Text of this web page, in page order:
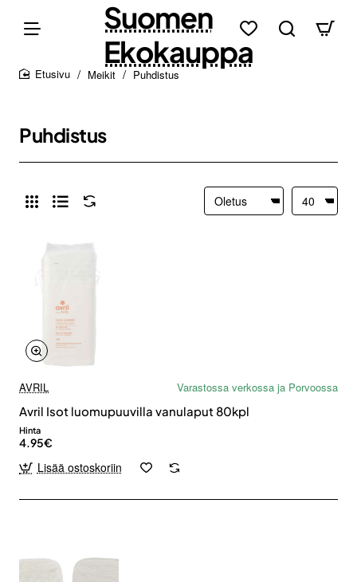
Suomen
Ekokauppa
Meikit Puhdistus
Puhdistus
AVRIL
Varastossa verkossa ja Porvoossa
Avril Isot luomupuuvilla vanulaput 80kpl
Hinta
4.95€
Lisää ostoskoriin